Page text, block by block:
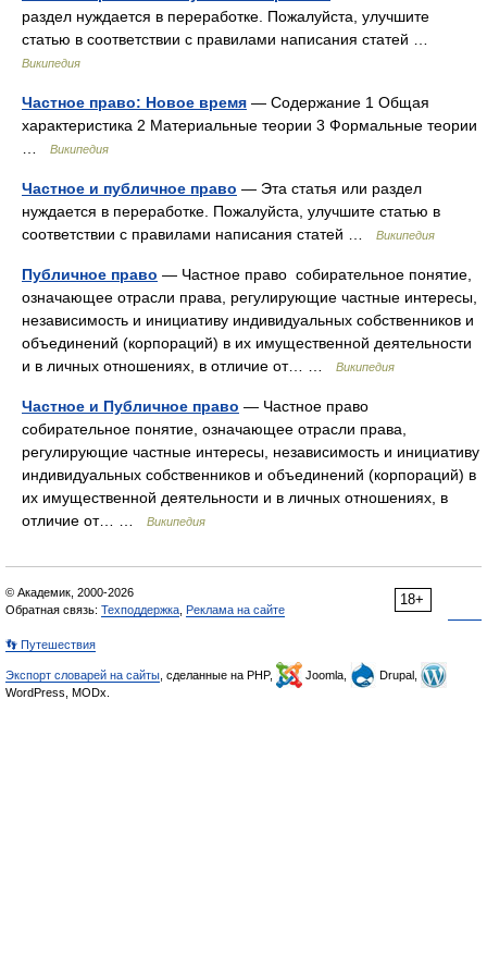
раздел нуждается в переработке. Пожалуйста, улучшите
статью в соответствии с правилами написания статей …
Википедия
Частное право: Новое время — Содержание 1 Общая
характеристика 2 Материальные теории 3 Формальные теории
Википедия
Частное и публичное право — Эта статья или раздел
нуждается в переработке. Пожалуйста, улучшите статью в
соответствии с правилами написания статей …
Википедия
Публичное право — Частное право собирательное понятие,
означающее отрасли права, регулирующие частные интересы,
независимость и инициативу индивидуальных собственников и
объединений (корпораций) в их имущественной деятельности
и в личных отношениях, в отличие от… …
Википедия
Частное и Публичное право — Частное право
собирательное понятие, означающее отрасли права,
регулирующие частные интересы, независимость и инициативу
индивидуальных собственников и объединений (корпораций) в
их имущественной деятельности и в личных отношениях, в
отличие от… …
Википедия
18+
© Академик, 2000-2026
Обратная связь: Техподдержка Реклама на сайте
👣 Путешествия
Экспорт словарей на сайты , сделанные на PHP, Joomla,
Drupal,
WordPress, MODx.